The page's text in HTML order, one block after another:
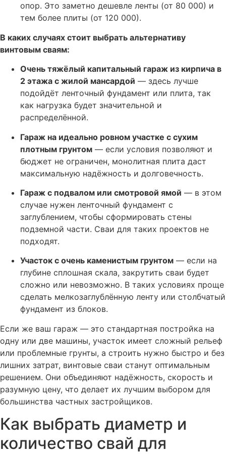
опор. Это заметно дешевле ленты (от 80 000) и
тем более плиты (от 120 000).
В каких случаях стоит выбрать альтернативу
винтовым сваям:
Очень тяжёлый капитальный гараж из кирпича в
2 этажа с жилой мансардой — здесь лучше
подойдёт ленточный фундамент или плита, так
как нагрузка будет значительной и
распределённой.
Гараж на идеально ровном участке с сухим
плотным грунтом — если условия позволяют и
бюджет не ограничен, монолитная плита даст
максимальную надёжность и долговечность.
Гараж с подвалом или смотровой ямой — в этом
случае нужен ленточный фундамент с
заглублением, чтобы сформировать стены
подземной части. Сваи для таких проектов не
подходят.
Участок с очень каменистым грунтом — если на
глубине сплошная скала, закрутить сваи будет
сложно или невозможно. В таких условиях проще
сделать мелкозаглублённую ленту или столбчатый
фундамент из блоков.
Если же ваш гараж — это стандартная постройка на
одну или две машины, участок имеет сложный рельеф
или проблемные грунты, а строить нужно быстро и без
лишних затрат, винтовые сваи станут оптимальным
решением. Они объединяют надёжность, скорость и
разумную цену, что делает их лучшим выбором для
большинства частных застройщиков.
Как выбрать диаметр и
количество свай для